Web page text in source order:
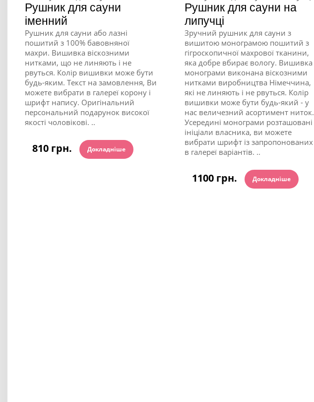
Рушник для сауни
іменний
Рушник для сауни або лазні
пошитий з 100% бавовняної
махри. Вишивка віскозними
нитками, що не линяють і не
рвуться. Колір вишивки може бути
будь-яким. Текст на замовлення, Ви
можете вибрати в галереї корону і
шрифт напису. Оригінальний
персональний подарунок високої
якості чоловікові. ..
810 грн. Докладніше
Рушник для сауни на
липучці
Зручний рушник для сауни з
вишитою монограмою пошитий з
гігроскопичної махрової тканини,
яка добре вбирає вологу. Вишивка
монограми виконана віскозними
нитками виробництва Німеччина,
які не линяють і не рвуться. Колір
вишивки може бути будь-який - у
нас величезний асортимент ниток.
Усередині монограми розташовані
ініціали власника, ви можете
вибрати шрифт із запропонованих
в галереї варіантів. ..
1100 грн. Докладніше